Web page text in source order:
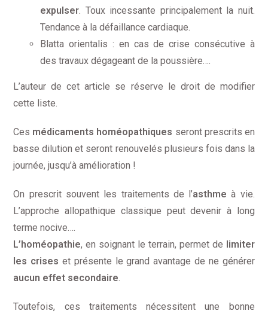
expulser. Toux incessante principalement la nuit.
Tendance à la défaillance cardiaque.
Blatta orientalis : en cas de crise consécutive à
des travaux dégageant de la poussière….
L’auteur de cet article se réserve le droit de modifier
cette liste.
Ces médicaments homéopathiques seront prescrits en
basse dilution et seront renouvelés plusieurs fois dans la
journée, jusqu’à amélioration !
On prescrit souvent les traitements de l’asthme à vie.
L’approche allopathique classique peut devenir à long
terme nocive….
L’homéopathie, en soignant le terrain, permet de limiter
les crises et présente le grand avantage de ne générer
aucun effet secondaire.
Toutefois, ces traitements nécessitent une bonne